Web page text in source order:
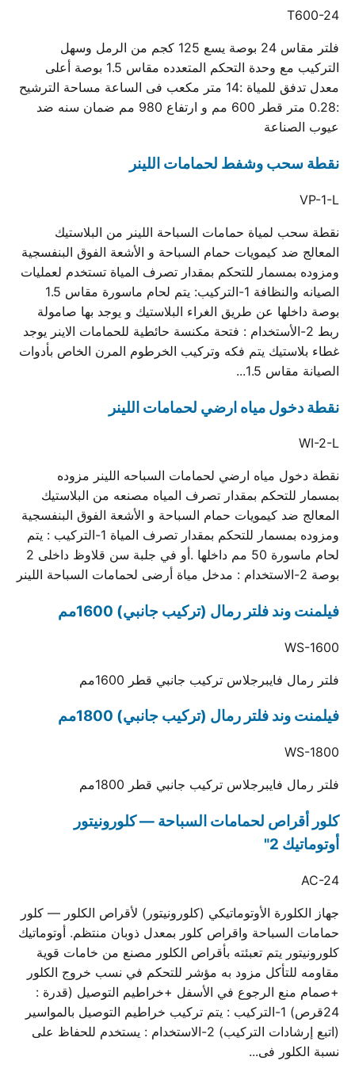
T600-24
فلتر مقاس 24 بوصة يسع 125 كجم من الرمل وسهل
التركيب مع وحدة التحكم المتعدده مقاس 1.5 بوصة أعلى
معدل تدفق للمياة :14 متر مكعب فى الساعة مساحة الترشيح
:0.28 متر قطر 600 مم و ارتفاع 980 مم ضمان سنه ضد
عيوب الصناعة
نقطة سحب وشفط لحمامات اللينر
VP-1-L
نقطة سحب لمياة حمامات السباحة اللينر من البلاستيك
المعالج ضد كيمويات حمام السباحة و الأشعة الفوق البنفسجية
ومزوده بمسمار للتحكم بمقدار تصرف المياة تستخدم لعمليات
الصيانه والنظافة 1-التركيب: يتم لحام ماسورة مقاس 1.5
بوصة داخلها عن طريق الغراء البلاستيك و يوجد بها صامولة
ربط 2-الأستخدام : فتحة مكنسة حائطية للحمامات الاينر يوجد
غطاء بلاستيك يتم فكه وتركيب الخرطوم المرن الخاص بأدوات
الصيانة مقاس 1.5...
نقطة دخول مياه ارضي لحمامات اللينر
WI-2-L
نقطة دخول مياه ارضي لحمامات السباحه اللينر مزوده
بمسمار للتحكم بمقدار تصرف المياه مصنعه من البلاستيك
المعالج ضد كيمويات حمام السباحة و الأشعة الفوق البنفسجية
ومزوده بمسمار للتحكم بمقدار تصرف المياة 1-التركيب : يتم
لحام ماسورة 50 مم داخلها .أو في جلبة سن قلاوظ داخلى 2
بوصة 2-الاستخدام : مدخل مياة أرضى لحمامات السباحة اللينر
فيلمنت وند فلتر رمال (تركيب جانبي) 1600مم
WS-1600
فلتر رمال فايبرجلاس تركيب جانبي قطر 1600مم
فيلمنت وند فلتر رمال (تركيب جانبي) 1800مم
WS-1800
فلتر رمال فايبرجلاس تركيب جانبي قطر 1800مم
كلور أقراص لحمامات السباحة — كلورونيتور
أوتوماتيك 2"
AC-24
جهاز الكلورة الأوتوماتيكي (كلورونيتور) لأقراص الكلور — كلور
حمامات السباحة واقراص كلور بمعدل ذوبان منتظم. أوتوماتيك
كلورونيتور يتم تعبئته بأقراص الكلور مصنع من خامات قوية
مقاومه للتأكل مزود به مؤشر للتحكم في نسب خروج الكلور
+صمام منع الرجوع في الأسفل +خراطيم التوصيل (قدرة :
24قرص) 1-التركيب : يتم تركيب خراطيم التوصيل بالمواسير
(اتبع إرشادات التركيب) 2-الاستخدام : يستخدم للحفاظ على
نسبة الكلور فى...